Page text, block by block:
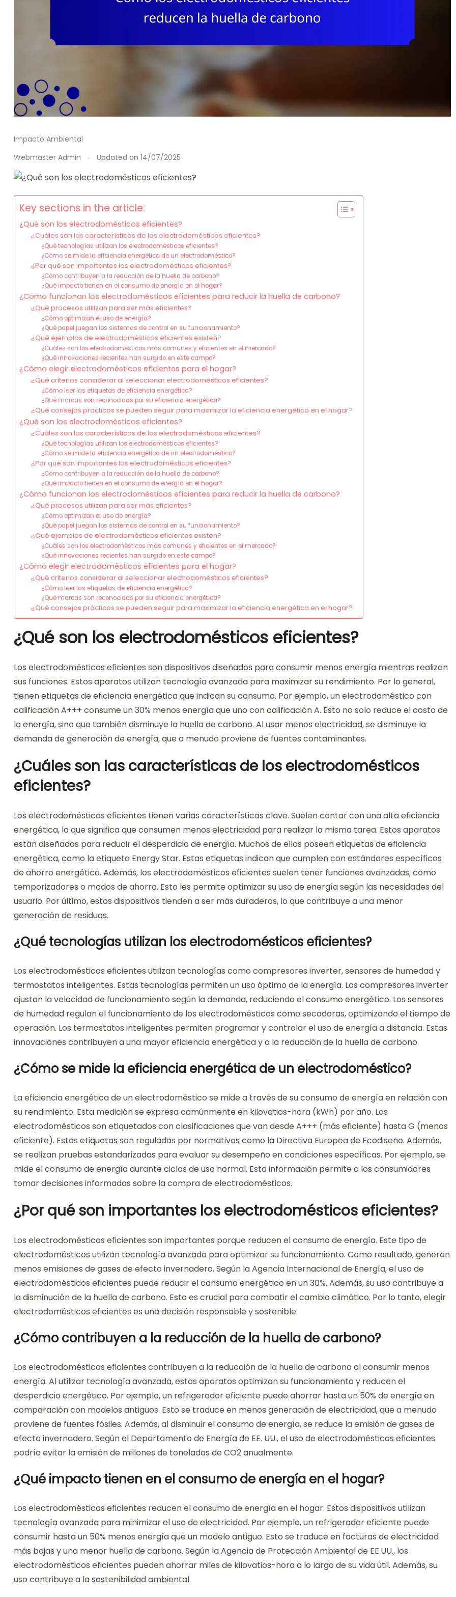
Impacto Ambiental
Webmaster Admin
Updated on 14/07/2025
Key sections in the article:
¿Qué son los electrodomésticos eficientes?
¿Cuáles son las características de los electrodomésticos eficientes?
¿Qué tecnologías utilizan los electrodomésticos eficientes?
¿Cómo se mide la eficiencia energética de un electrodoméstico?
¿Por qué son importantes los electrodomésticos eficientes?
¿Cómo contribuyen a la reducción de la huella de carbono?
¿Qué impacto tienen en el consumo de energía en el hogar?
¿Cómo funcionan los electrodomésticos eficientes para reducir la huella de carbono?
¿Qué procesos utilizan para ser más eficientes?
¿Cómo optimizan el uso de energía?
¿Qué papel juegan los sistemas de control en su funcionamiento?
¿Qué ejemplos de electrodomésticos eficientes existen?
¿Cuáles son los electrodomésticos más comunes y eficientes en el mercado?
¿Qué innovaciones recientes han surgido en este campo?
¿Cómo elegir electrodomésticos eficientes para el hogar?
¿Qué criterios considerar al seleccionar electrodomésticos eficientes?
¿Cómo leer las etiquetas de eficiencia energética?
¿Qué marcas son reconocidas por su eficiencia energética?
¿Qué consejos prácticos se pueden seguir para maximizar la eficiencia energética en el hogar?
¿Qué son los electrodomésticos eficientes?
¿Cuáles son las características de los electrodomésticos eficientes?
¿Qué tecnologías utilizan los electrodomésticos eficientes?
¿Cómo se mide la eficiencia energética de un electrodoméstico?
¿Por qué son importantes los electrodomésticos eficientes?
¿Cómo contribuyen a la reducción de la huella de carbono?
¿Qué impacto tienen en el consumo de energía en el hogar?
¿Cómo funcionan los electrodomésticos eficientes para reducir la huella de carbono?
¿Qué procesos utilizan para ser más eficientes?
¿Cómo optimizan el uso de energía?
¿Qué papel juegan los sistemas de control en su funcionamiento?
¿Qué ejemplos de electrodomésticos eficientes existen?
¿Cuáles son los electrodomésticos más comunes y eficientes en el mercado?
¿Qué innovaciones recientes han surgido en este campo?
¿Cómo elegir electrodomésticos eficientes para el hogar?
¿Qué criterios considerar al seleccionar electrodomésticos eficientes?
¿Cómo leer las etiquetas de eficiencia energética?
¿Qué marcas son reconocidas por su eficiencia energética?
¿Qué consejos prácticos se pueden seguir para maximizar la eficiencia energética en el hogar?
¿Qué son los electrodomésticos eficientes?
Los electrodomésticos eficientes son dispositivos diseñados para consumir menos energía mientras realizan
sus funciones. Estos aparatos utilizan tecnología avanzada para maximizar su rendimiento. Por lo general,
tienen etiquetas de eficiencia energética que indican su consumo. Por ejemplo, un electrodoméstico con
calificación A+++ consume un 30% menos energía que uno con calificación A. Esto no solo reduce el costo de
la energía, sino que también disminuye la huella de carbono. Al usar menos electricidad, se disminuye la
demanda de generación de energía, que a menudo proviene de fuentes contaminantes.
¿Cuáles son las características de los electrodomésticos
eficientes?
Los electrodomésticos eficientes tienen varias características clave. Suelen contar con una alta eficiencia
energética, lo que significa que consumen menos electricidad para realizar la misma tarea. Estos aparatos
están diseñados para reducir el desperdicio de energía. Muchos de ellos poseen etiquetas de eficiencia
energética, como la etiqueta Energy Star. Estas etiquetas indican que cumplen con estándares específicos
de ahorro energético. Además, los electrodomésticos eficientes suelen tener funciones avanzadas, como
temporizadores o modos de ahorro. Esto les permite optimizar su uso de energía según las necesidades del
usuario. Por último, estos dispositivos tienden a ser más duraderos, lo que contribuye a una menor
generación de residuos.
¿Qué tecnologías utilizan los electrodomésticos eficientes?
Los electrodomésticos eficientes utilizan tecnologías como compresores inverter, sensores de humedad y
termostatos inteligentes. Estas tecnologías permiten un uso óptimo de la energía. Los compresores inverter
ajustan la velocidad de funcionamiento según la demanda, reduciendo el consumo energético. Los sensores
de humedad regulan el funcionamiento de los electrodomésticos como secadoras, optimizando el tiempo de
operación. Los termostatos inteligentes permiten programar y controlar el uso de energía a distancia. Estas
innovaciones contribuyen a una mayor eficiencia energética y a la reducción de la huella de carbono.
¿Cómo se mide la eficiencia energética de un electrodoméstico?
La eficiencia energética de un electrodoméstico se mide a través de su consumo de energía en relación con
su rendimiento. Esta medición se expresa comúnmente en kilovatios-hora (kWh) por año. Los
electrodomésticos son etiquetados con clasificaciones que van desde A+++ (más eficiente) hasta G (menos
eficiente). Estas etiquetas son reguladas por normativas como la Directiva Europea de Ecodiseño. Además,
se realizan pruebas estandarizadas para evaluar su desempeño en condiciones específicas. Por ejemplo, se
mide el consumo de energía durante ciclos de uso normal. Esta información permite a los consumidores
tomar decisiones informadas sobre la compra de electrodomésticos.
¿Por qué son importantes los electrodomésticos eficientes?
Los electrodomésticos eficientes son importantes porque reducen el consumo de energía. Este tipo de
electrodomésticos utilizan tecnología avanzada para optimizar su funcionamiento. Como resultado, generan
menos emisiones de gases de efecto invernadero. Según la Agencia Internacional de Energía, el uso de
electrodomésticos eficientes puede reducir el consumo energético en un 30%. Además, su uso contribuye a
la disminución de la huella de carbono. Esto es crucial para combatir el cambio climático. Por lo tanto, elegir
electrodomésticos eficientes es una decisión responsable y sostenible.
¿Cómo contribuyen a la reducción de la huella de carbono?
Los electrodomésticos eficientes contribuyen a la reducción de la huella de carbono al consumir menos
energía. Al utilizar tecnología avanzada, estos aparatos optimizan su funcionamiento y reducen el
desperdicio energético. Por ejemplo, un refrigerador eficiente puede ahorrar hasta un 50% de energía en
comparación con modelos antiguos. Esto se traduce en menos generación de electricidad, que a menudo
proviene de fuentes fósiles. Además, al disminuir el consumo de energía, se reduce la emisión de gases de
efecto invernadero. Según el Departamento de Energía de EE. UU., el uso de electrodomésticos eficientes
podría evitar la emisión de millones de toneladas de CO2 anualmente.
¿Qué impacto tienen en el consumo de energía en el hogar?
Los electrodomésticos eficientes reducen el consumo de energía en el hogar. Estos dispositivos utilizan
tecnología avanzada para minimizar el uso de electricidad. Por ejemplo, un refrigerador eficiente puede
consumir hasta un 50% menos energía que un modelo antiguo. Esto se traduce en facturas de electricidad
más bajas y una menor huella de carbono. Según la Agencia de Protección Ambiental de EE.UU., los
electrodomésticos eficientes pueden ahorrar miles de kilovatios-hora a lo largo de su vida útil. Además, su
uso contribuye a la sostenibilidad ambiental.